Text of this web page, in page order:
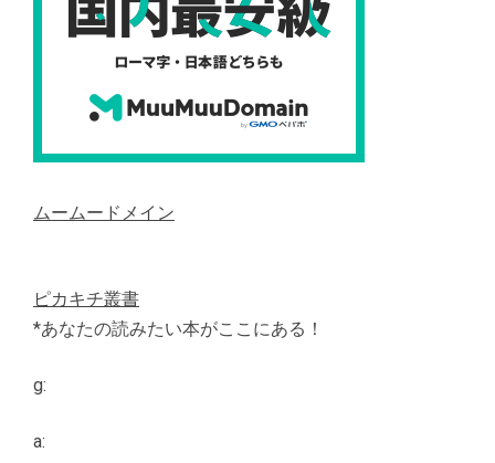
ムームードメイン
ピカキチ叢書
*あなたの読みたい本がここにある！
g:
a: